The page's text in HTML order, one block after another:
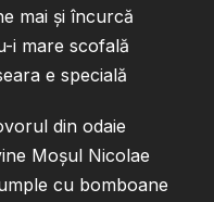
mai și încurcă
i mare scofală
e specială
din odaie
Moșul Nicolae
cu bomboane